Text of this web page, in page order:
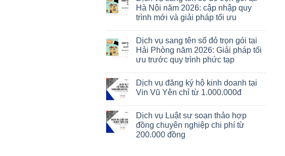
Hà Nội năm 2026: cập nhập quy
trình mới và giải pháp tối ưu
Dịch vụ sang tên sổ đỏ trọn gói tại
Hải Phòng năm 2026: Giải pháp tối
ưu trước quy trình phức tạp
Dịch vụ đăng ký hộ kinh doanh tại
Vin Vũ Yên chỉ từ 1.000.000đ
Dịch vụ Luật sư soạn thảo hợp
đồng chuyên nghiệp chi phí từ
200.000 đồng